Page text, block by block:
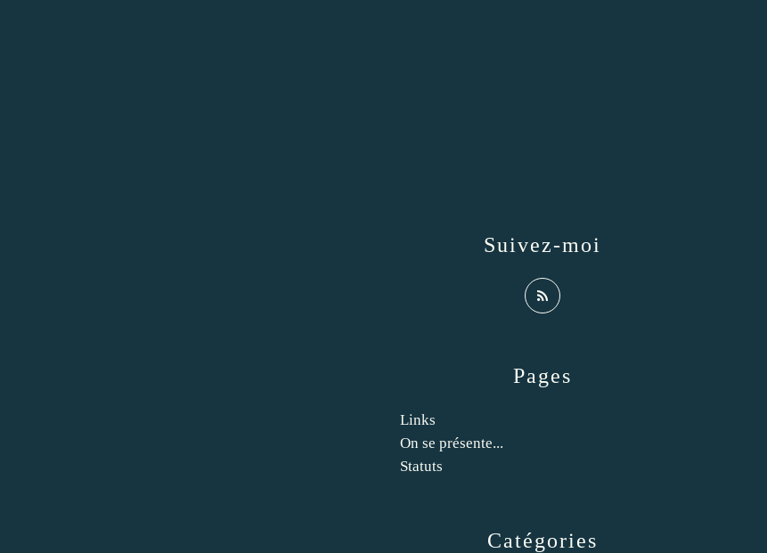
Catégories
Pages
Links
On se présente...
Statuts
Suivez-moi